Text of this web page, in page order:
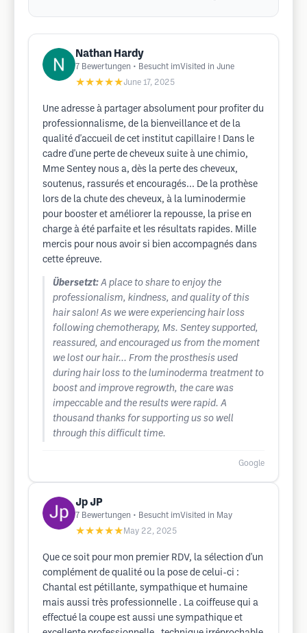
Nathan Hardy
7 Bewertungen • Besucht imVisited in June
★★★★★June 17, 2025
Une adresse à partager absolument pour profiter du
professionnalisme, de la bienveillance et de la
qualité d'accueil de cet institut capillaire ! Dans le
cadre d'une perte de cheveux suite à une chimio,
Mme Sentey nous a, dès la perte des cheveux,
soutenus, rassurés et encouragés... De la prothèse
lors de la chute des cheveux, à la luminodermie
pour booster et améliorer la repousse, la prise en
charge à été parfaite et les résultats rapides. Mille
mercis pour nous avoir si bien accompagnés dans
cette épreuve.
Übersetzt: A place to share to enjoy the
professionalism, kindness, and quality of this
hair salon! As we were experiencing hair loss
following chemotherapy, Ms. Sentey supported,
reassured, and encouraged us from the moment
we lost our hair... From the prosthesis used
during hair loss to the luminoderma treatment to
boost and improve regrowth, the care was
impeccable and the results were rapid. A
thousand thanks for supporting us so well
through this difficult time.
Google
Jp JP
7 Bewertungen • Besucht imVisited in May
★★★★★ May 22, 2025
Que ce soit pour mon premier RDV, la sélection d'un
complément de qualité ou la pose de celui-ci :
Chantal est pétillante, sympathique et humaine
mais aussi très professionnelle . La coiffeuse qui a
effectué la coupe est aussi une sympathique et